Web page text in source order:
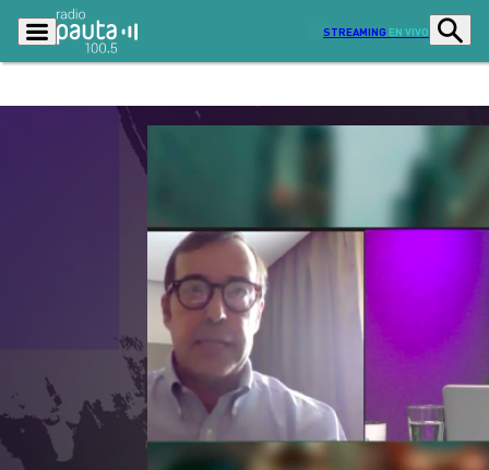
STREAMING EN VIVO
Programas
Actualidad
Radio en vivo
Entretención y Cultura
Dato en Pauta Señal 2
Contenido Patrocinado